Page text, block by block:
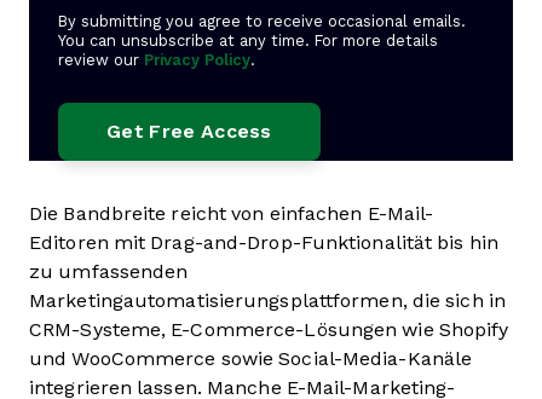
By submitting you agree to receive occasional emails.
You can unsubscribe at any time. For more details
review our Privacy Policy.
Die Bandbreite reicht von einfachen E-Mail-
Editoren mit Drag-and-Drop-Funktionalität bis hin
zu umfassenden
Marketingautomatisierungsplattformen, die sich in
CRM-Systeme, E-Commerce-Lösungen wie Shopify
und WooCommerce sowie Social-Media-Kanäle
integrieren lassen. Manche E-Mail-Marketing-